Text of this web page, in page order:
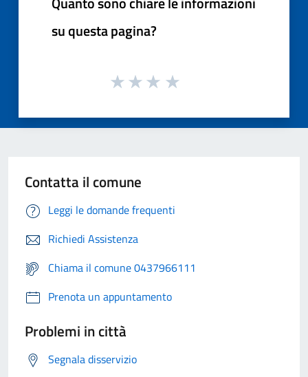
su questa pagina?
Contatta il comune
Leggi le domande frequenti
Richiedi Assistenza
Chiama il comune 0437966111
Prenota un appuntamento
Problemi in città
Segnala disservizio